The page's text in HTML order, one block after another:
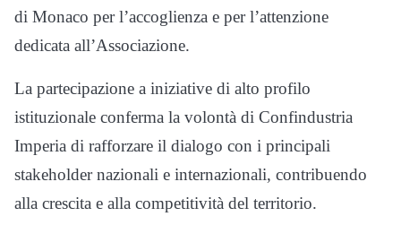
di Monaco per l’accoglienza e per l’attenzione
dedicata all’Associazione.
La partecipazione a iniziative di alto profilo
istituzionale conferma la volontà di Confindustria
Imperia di rafforzare il dialogo con i principali
stakeholder nazionali e internazionali, contribuendo
alla crescita e alla competitività del territorio.